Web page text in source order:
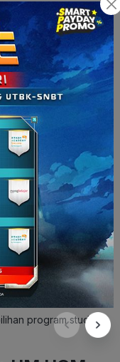
UGM Tahun 2026
mengunci data
sesuai petunjuk
dengan
telah diperoleh
UGM mulai
yang tertera di
UGM
program studi.